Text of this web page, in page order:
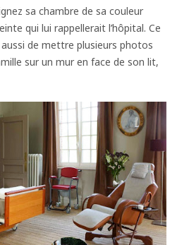
sa chambre de sa couleur
qui lui rappellerait l’hôpital. Ce
de mettre plusieurs photos
sur un mur en face de son lit,